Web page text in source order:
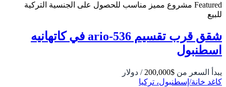
Featured مشروع مميز مناسب للحصول على الجنسية التركية
للبيع
شقق قرب تقسيم 536-ario في كاتهانيه
اسطنبول
يبدأ السعر من $200,000
/ دولار
كاغد خانة/إسطنبول، تركيا